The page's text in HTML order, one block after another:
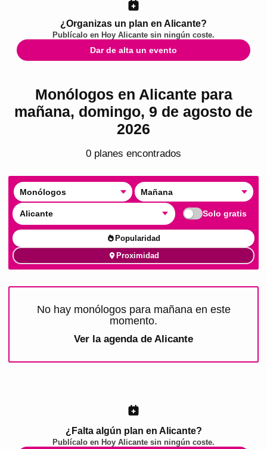
¿Organizas un plan en Alicante?
Publícalo en Hoy Alicante sin ningún coste.
Dar de alta un evento
Monólogos en Alicante para
mañana, domingo, 9 de agosto de
2026
0 planes encontrados
Monólogos Mañana
Alicante Solo gratis
Popularidad
Proximidad
No hay monólogos para mañana en este
momento.
Ver la agenda de Alicante
¿Falta algún plan en Alicante?
Publícalo en Hoy Alicante sin ningún coste.